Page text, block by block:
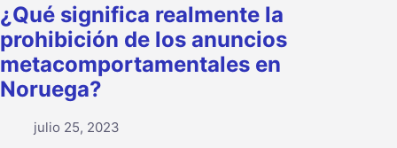
¿Qué significa realmente la
prohibición de los anuncios
metacomportamentales en
Noruega?
julio 25, 2023